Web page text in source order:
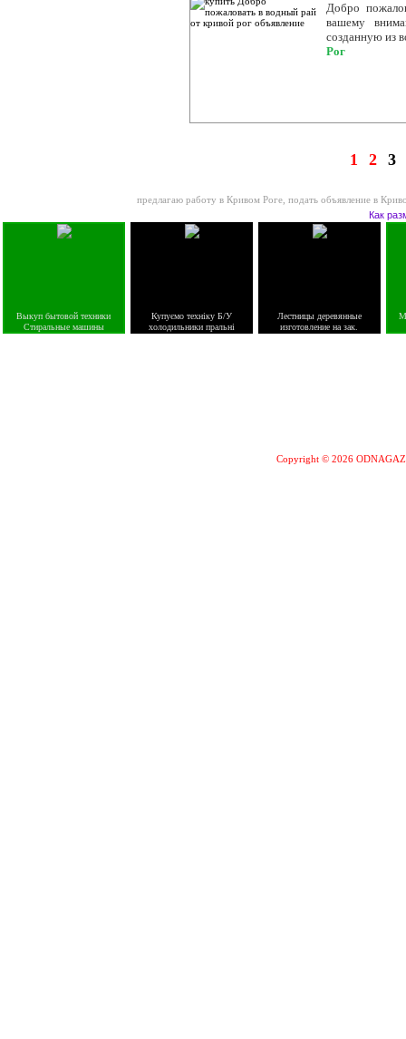
Добро
вашему
созданную из
Рог
1 2 3
предлагаю работу в Кривом Роге подать объявление в
Как
Выкуп бытовой техники
Стиральные машины
Купуємо техніку Б/У
холодильники пральні
Лестницы деревянные
изготовление на зак.
Copyright © 2026